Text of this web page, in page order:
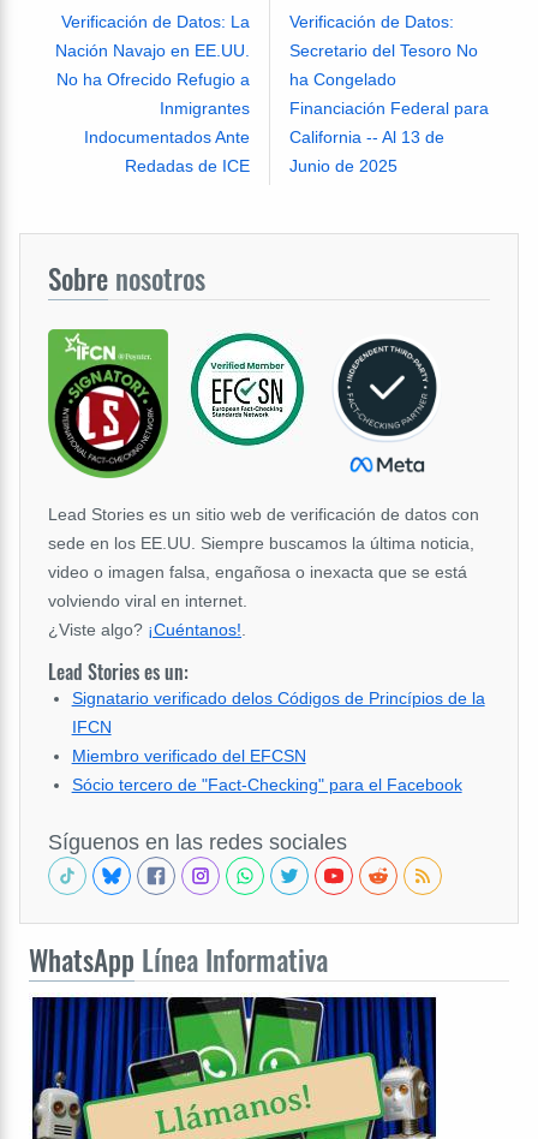
Verificación de Datos: La
Nación Navajo en EE.UU.
No ha Ofrecido Refugio a
Inmigrantes
Indocumentados Ante
Redadas de ICE
Verificación de Datos:
Secretario del Tesoro No
ha Congelado
Financiación Federal para
California -- Al 13 de
Junio de 2025
Sobre nosotros
Lead Stories es un sitio web de verificación de datos con
sede en los EE.UU. Siempre buscamos la última noticia,
video o imagen falsa, engañosa o inexacta que se está
volviendo viral en internet.
¿Viste algo? ¡Cuéntanos!
Lead Stories es un:
Signatario verificado delos Códigos de Princípios de la
IFCN
Miembro verificado del EFCSN
Sócio tercero de "Fact-Checking" para el Facebook
Síguenos en las redes sociales
WhatsApp Línea Informativa